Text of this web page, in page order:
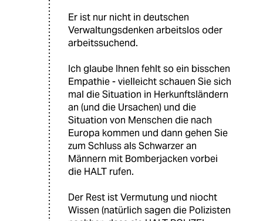
Er ist nur nicht in deutschen
Verwaltungsdenken arbeitslos oder
arbeitssuchend.
Ich glaube Ihnen fehlt so ein bisschen
Empathie - vielleicht schauen Sie sich
mal die Situation in Herkunftsländern
an (und die Ursachen) und die
Situation von Menschen die nach
Europa kommen und dann gehen Sie
zum Schluss als Schwarzer an
Männern mit Bomberjacken vorbei
die HALT rufen.
Der Rest ist Vermutung und niocht
Wissen (natürlich sagen die Polizisten